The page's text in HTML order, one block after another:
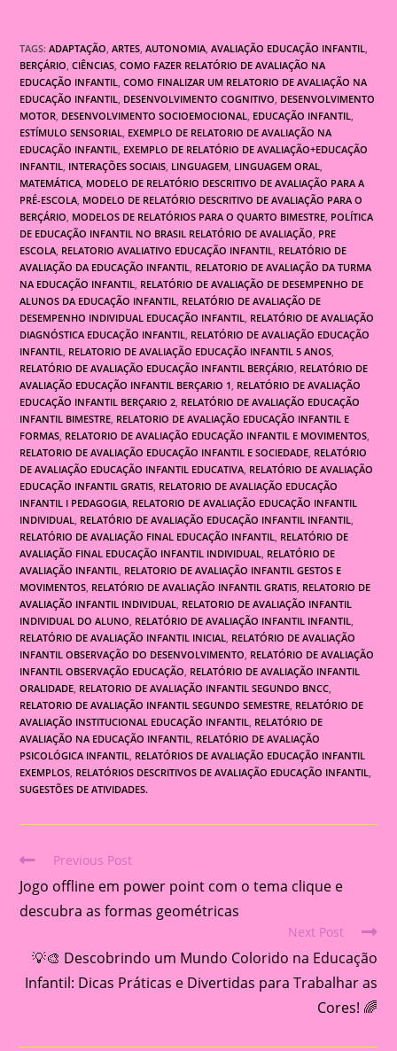
TAGS:ADAPTAÇÃO, ARTES, AUTONOMIA, AVALIAÇÃO EDUCAÇÃO INFANTIL,
BERÇÁRIO, CIÊNCIAS, COMO FAZER RELATÓRIO DE AVALIAÇÃO NA
EDUCAÇÃO INFANTIL, COMO FINALIZAR UM RELATORIO DE AVALIAÇÃO NA
EDUCAÇÃO INFANTIL, DESENVOLVIMENTO COGNITIVO, DESENVOLVIMENTO
MOTOR, DESENVOLVIMENTO SOCIOEMOCIONAL, EDUCAÇÃO INFANTIL,
ESTÍMULO SENSORIAL, EXEMPLO DE RELATORIO DE AVALIAÇÃO NA
EDUCAÇÃO INFANTIL, EXEMPLO DE RELATÓRIO DE AVALIAÇÃO+EDUCAÇÃO
INFANTIL, INTERAÇÕES SOCIAIS, LINGUAGEM, LINGUAGEM ORAL,
MATEMÁTICA, MODELO DE RELATÓRIO DESCRITIVO DE AVALIAÇÃO PARA A
PRÉ-ESCOLA, MODELO DE RELATÓRIO DESCRITIVO DE AVALIAÇÃO PARA O
BERÇÁRIO, MODELOS DE RELATÓRIOS PARA O QUARTO BIMESTRE, POLÍTICA
DE EDUCAÇÃO INFANTIL NO BRASIL RELATÓRIO DE AVALIAÇÃO, PRE
ESCOLA, RELATORIO AVALIATIVO EDUCAÇÃO INFANTIL, RELATÓRIO DE
AVALIAÇÃO DA EDUCAÇÃO INFANTIL, RELATORIO DE AVALIAÇÃO DA TURMA
NA EDUCAÇÃO INFANTIL, RELATÓRIO DE AVALIAÇÃO DE DESEMPENHO DE
ALUNOS DA EDUCAÇÃO INFANTIL, RELATÓRIO DE AVALIAÇÃO DE
DESEMPENHO INDIVIDUAL EDUCAÇÃO INFANTIL, RELATÓRIO DE AVALIAÇÃO
DIAGNÓSTICA EDUCAÇÃO INFANTIL, RELATÓRIO DE AVALIAÇÃO EDUCAÇÃO
INFANTIL, RELATORIO DE AVALIAÇÃO EDUCAÇÃO INFANTIL 5 ANOS,
RELATÓRIO DE AVALIAÇÃO EDUCAÇÃO INFANTIL BERÇÁRIO, RELATÓRIO DE
AVALIAÇÃO EDUCAÇÃO INFANTIL BERÇARIO 1, RELATÓRIO DE AVALIAÇÃO
EDUCAÇÃO INFANTIL BERÇARIO 2, RELATÓRIO DE AVALIAÇÃO EDUCAÇÃO
INFANTIL BIMESTRE, RELATORIO DE AVALIAÇÃO EDUCAÇÃO INFANTIL E
FORMAS, RELATORIO DE AVALIAÇÃO EDUCAÇÃO INFANTIL E MOVIMENTOS,
RELATORIO DE AVALIAÇÃO EDUCAÇÃO INFANTIL E SOCIEDADE, RELATÓRIO
DE AVALIAÇÃO EDUCAÇÃO INFANTIL EDUCATIVA, RELATÓRIO DE AVALIAÇÃO
EDUCAÇÃO INFANTIL GRATIS, RELATORIO DE AVALIAÇÃO EDUCAÇÃO
INFANTIL I PEDAGOGIA, RELATORIO DE AVALIAÇÃO EDUCAÇÃO INFANTIL
INDIVIDUAL, RELATÓRIO DE AVALIAÇÃO EDUCAÇÃO INFANTIL INFANTIL,
RELATÓRIO DE AVALIAÇÃO FINAL EDUCAÇÃO INFANTIL, RELATÓRIO DE
AVALIAÇÃO FINAL EDUCAÇÃO INFANTIL INDIVIDUAL, RELATÓRIO DE
AVALIAÇÃO INFANTIL, RELATORIO DE AVALIAÇÃO INFANTIL GESTOS E
MOVIMENTOS, RELATÓRIO DE AVALIAÇÃO INFANTIL GRATIS, RELATORIO DE
AVALIAÇÃO INFANTIL INDIVIDUAL, RELATORIO DE AVALIAÇÃO INFANTIL
INDIVIDUAL DO ALUNO, RELATÓRIO DE AVALIAÇÃO INFANTIL INFANTIL,
RELATÓRIO DE AVALIAÇÃO INFANTIL INICIAL, RELATÓRIO DE AVALIAÇÃO
INFANTIL OBSERVAÇÃO DO DESENVOLVIMENTO, RELATÓRIO DE AVALIAÇÃO
INFANTIL OBSERVAÇÃO EDUCAÇÃO, RELATÓRIO DE AVALIAÇÃO INFANTIL
ORALIDADE, RELATORIO DE AVALIAÇÃO INFANTIL SEGUNDO BNCC,
RELATORIO DE AVALIAÇÃO INFANTIL SEGUNDO SEMESTRE, RELATÓRIO DE
AVALIAÇÃO INSTITUCIONAL EDUCAÇÃO INFANTIL, RELATÓRIO DE
AVALIAÇÃO NA EDUCAÇÃO INFANTIL, RELATÓRIO DE AVALIAÇÃO
PSICOLÓGICA INFANTIL, RELATÓRIOS DE AVALIAÇÃO EDUCAÇÃO INFANTIL
EXEMPLOS, RELATÓRIOS DESCRITIVOS DE AVALIAÇÃO EDUCAÇÃO INFANTIL,
SUGESTÕES DE ATIVIDADES.
Read
more
articles
Previous Post
Jogo offline em power point com o tema clique e
descubra as formas geométricas
Next Post
💡🎨 Descobrindo um Mundo Colorido na Educação
Infantil: Dicas Práticas e Divertidas para Trabalhar as
Cores! 🌈